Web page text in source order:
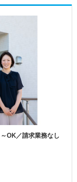
OK／請求業務なし